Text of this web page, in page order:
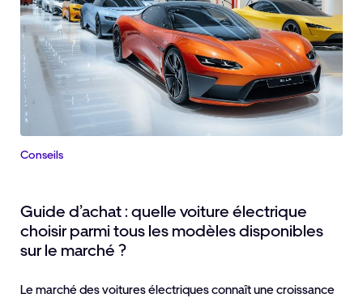
Conseils
Guide d’achat : quelle voiture électrique
choisir parmi tous les modèles disponibles
sur le marché ?
Le marché des voitures électriques connaît une croissance